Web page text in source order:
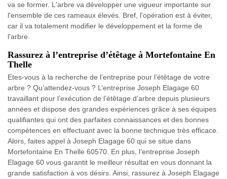
va se former. L'arbre va développer une vigueur importante sur
l'ensemble de ces rameaux élevés. Bref, l'opération est à éviter,
car il va totalement modifier le développement et la forme de
l'arbre.
Rassurez à l’entreprise d’étêtage à Mortefontaine En
Thelle
Etes-vous à la recherche de l’entreprise pour l’étêtage de votre
arbre ? Qu’attendez-vous ? L’entreprise Joseph Elagage 60
travaillant pour l’exécution de l’étêtage d’arbre depuis plusieurs
années et dispose des grandes expériences grâce à ses équipes
qualifiantes qui ont des parfaites connaissances et des bonnes
compétences en effectuant avec la bonne technique très efficace.
Alors, faites appel à Joseph Elagage 60 qui se situe dans
Mortefontaine En Thelle 60570. En plus, l’entreprise Joseph
Elagage 60 vous garantit le meilleur résultat en vous donnant la
grande satisfaction à vos désirs. Ainsi, rassurez à Joseph Elagage